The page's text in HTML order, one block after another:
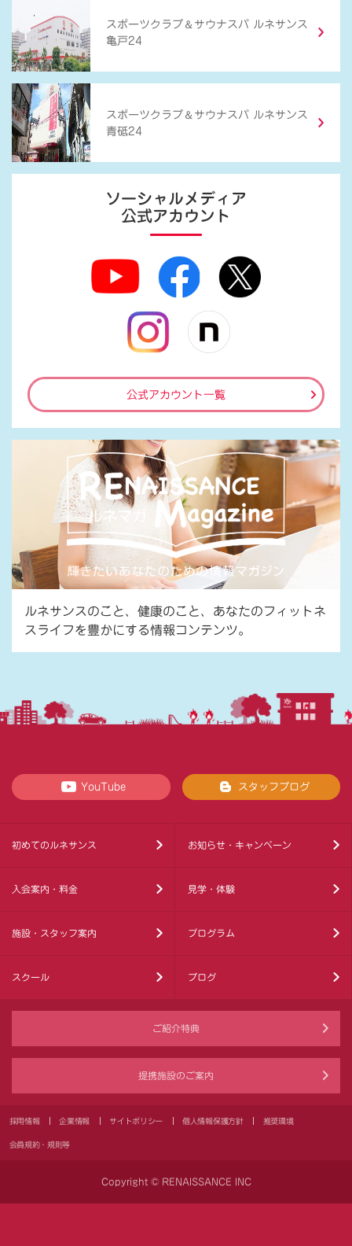
スポーツクラブ ＆ サウナスパ ルネサンス
亀戸24
スポーツクラブ ＆ サウナスパ ルネサンス
青砥24
ソーシャルメディア
公式アカウント
公式アカウント一覧
ルネサンスのこと、健康のこと、あなたのフィットネ
スライフを豊かにする情報コンテンツ。
YouTube スタッフブログ
初めてのルネサンス お知らせ・キャンペーン
入会案内・料金 見学・体験
施設・スタッフ案内 プログラム
スクール ブログ
ご紹介特典
提携施設のご案内
採用情報 企業情報 サイトポリシー 個人情報保護方針 推奨環境
会員規約・規則等
Copyright © RENAISSANCE INC